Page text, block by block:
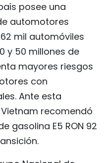
posee una
automotores
mil automóviles
y 50 millones de
mayores riesgos
con
Ante esta
recomendó
gasolina E5 RON 92